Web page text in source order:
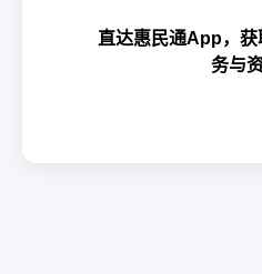
直达惠民通App，
务与